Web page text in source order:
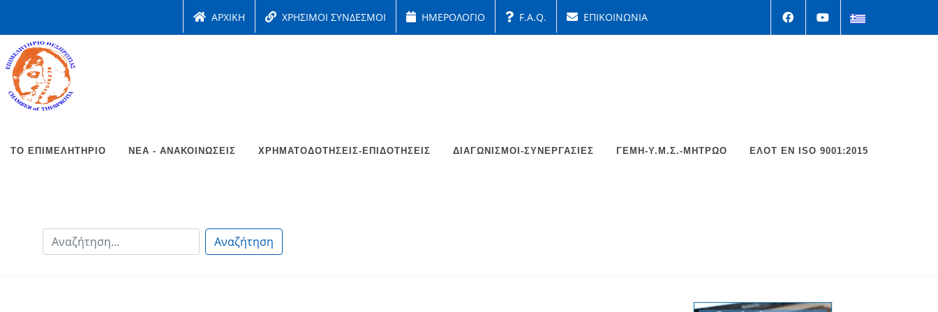
ΑΡΧΙΚΗ ΧΡΗΣΙΜΟΙ ΣΥΝΔΕΣΜΟΙ ΗΜΕΡΟΛΟΓΙΟ F.A.Q. ΕΠΙΚΟΙΝΩΝΙΑ
ΤΟ ΕΠΙΜΕΛΗΤΉΡΙΟ ΝΈΑ - ΑΝΑΚΟΙΝΏΣΕΙΣ ΧΡΗΜΑΤΟΔΟΤΉΣΕΙΣ-ΕΠΙΔΟΤΉΣΕΙΣ ΔΙΑΓΩΝΙΣΜΟΊ-ΣΥΝΕΡΓΑΣΊΕΣ ΓΕΜΗ-Υ.Μ.Σ.-ΜΗΤΡΩΟ ΕΛΟΤ EΝ ISO 9001:2015
Αναζήτηση